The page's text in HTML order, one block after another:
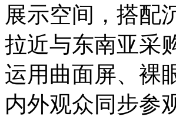
展示空间，搭配
拉近与东南亚采
运用曲面屏、裸
内外观众同步参